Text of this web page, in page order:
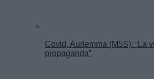
Covid, Auriemma (M5S): “La
propaganda”